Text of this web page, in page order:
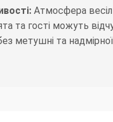
Атмосфера
та гості можуть
метушні та